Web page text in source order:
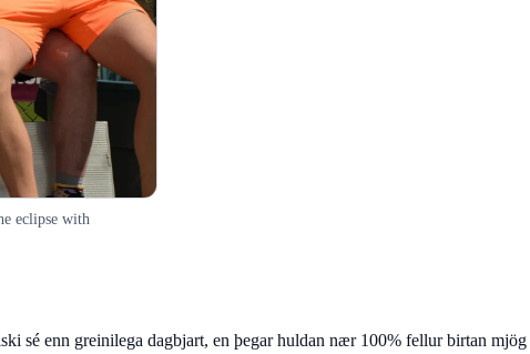
eclipse with
sé enn greinilega dagbjart, en þegar huldan nær 100% fellur birtan mjög